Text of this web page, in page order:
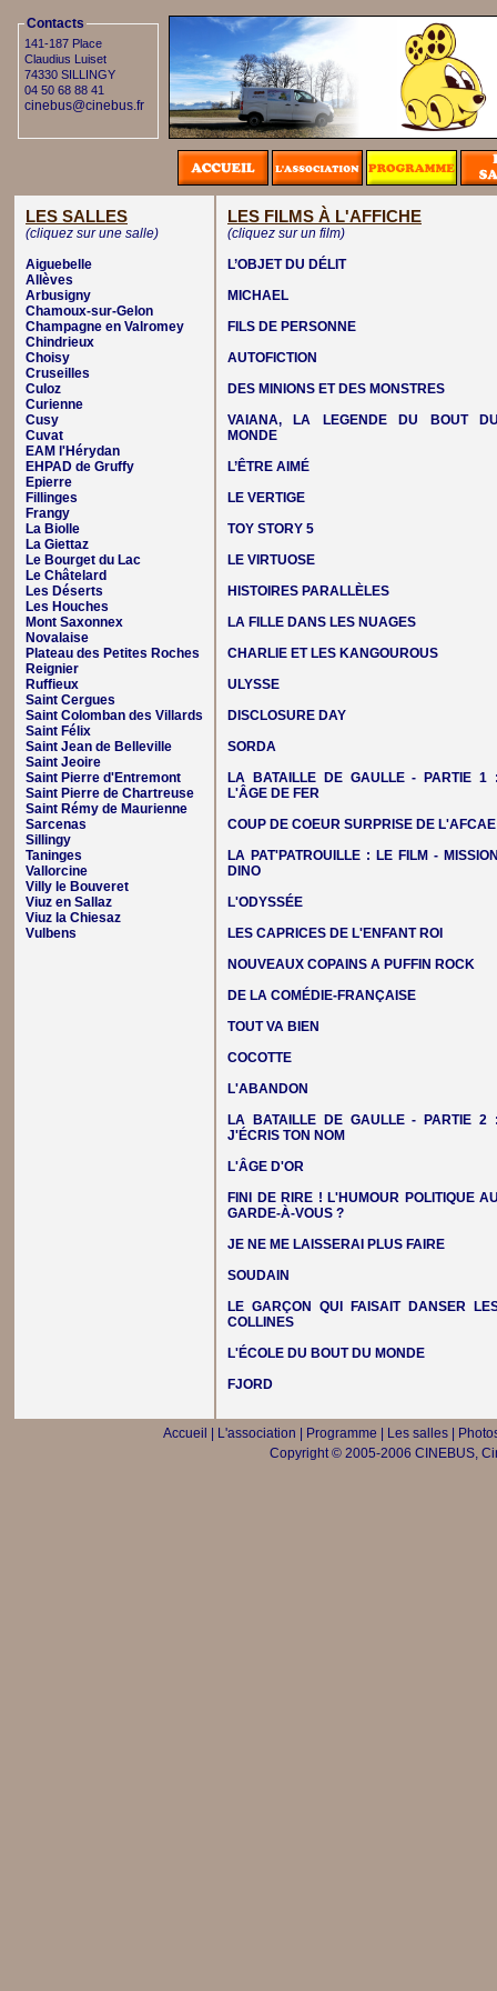
Contacts
141-187 Place
Claudius Luiset
74330 SILLINGY
04 50 68 88 41
cinebus@cinebus.fr
LES SALLES
(cliquez sur une salle)
Aiguebelle
Allèves
Arbusigny
Chamoux-sur-Gelon
Champagne en Valromey
Chindrieux
Choisy
Cruseilles
Culoz
Curienne
Cusy
Cuvat
EAM l'Hérydan
EHPAD de Gruffy
Epierre
Fillinges
Frangy
La Biolle
La Giettaz
Le Bourget du Lac
Le Châtelard
Les Déserts
Les Houches
Mont Saxonnex
Novalaise
Plateau des Petites Roches
Reignier
Ruffieux
Saint Cergues
Saint Colomban des Villards
Saint Félix
Saint Jean de Belleville
Saint Jeoire
Saint Pierre d'Entremont
Saint Pierre de Chartreuse
Saint Rémy de Maurienne
Sarcenas
Sillingy
Taninges
Vallorcine
Villy le Bouveret
Viuz en Sallaz
Viuz la Chiesaz
Vulbens
LES FILMS À L'AFFICHE
(cliquez sur un film)
L’OBJET DU DÉLIT
MICHAEL
FILS DE PERSONNE
AUTOFICTION
DES MINIONS ET DES MONSTRES
VAIANA, LA LEGENDE DU BOUT
MONDE
L’ÊTRE AIMÉ
LE VERTIGE
TOY STORY 5
LE VIRTUOSE
HISTOIRES PARALLÈLES
LA FILLE DANS LES NUAGES
CHARLIE ET LES KANGOUROUS
ULYSSE
DISCLOSURE DAY
SORDA
LA BATAILLE DE GAULLE - PARTIE 1
L'ÂGE DE FER
COUP DE COEUR SURPRISE DE L'AFCAE
LA PAT'PATROUILLE : LE FILM -
DINO
L'ODYSSÉE
LES CAPRICES DE L'ENFANT ROI
NOUVEAUX COPAINS A PUFFIN ROCK
DE LA COMÉDIE-FRANÇAISE
TOUT VA BIEN
COCOTTE
L'ABANDON
LA BATAILLE DE GAULLE - PARTIE 2
J'ÉCRIS TON NOM
L'ÂGE D'OR
FINI DE RIRE ! L'HUMOUR POLITIQUE
GARDE-À-VOUS ?
JE NE ME LAISSERAI PLUS FAIRE
SOUDAIN
LE GARÇON QUI FAISAIT DANSER
COLLINES
L'ÉCOLE DU BOUT DU MONDE
FJORD
Accueil L'association Programme Les salles|
Copyright © 2005-2006 CINEBUS,